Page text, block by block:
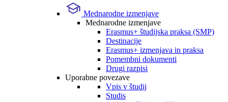
Mednarodne izmenjave
Mednarodne izmenjave
Erasmus+ študijska praksa (SMP)
Destinacije
Erasmus+ izmenjava in praksa
Pomembni dokumenti
Drugi razpisi
Uporabne povezave
Vpis v študij
Studis